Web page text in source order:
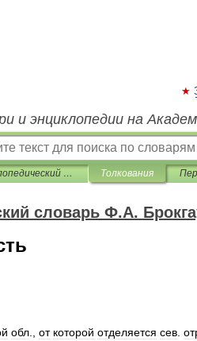
и энциклопедии на
Энциклопедический словарь Ф.А. Брокгауза и И.А. Ефрона Толкования
словарь Ф.А.
обл от которой отделяется сев